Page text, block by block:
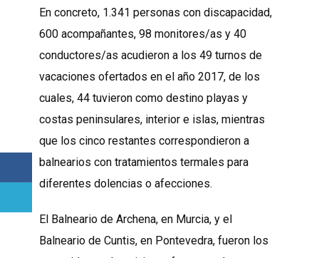
En concreto, 1.341 personas con discapacidad,
600 acompañantes, 98 monitores/as y 40
conductores/as acudieron a los 49 turnos de
vacaciones ofertados en el año 2017, de los
cuales, 44 tuvieron como destino playas y
costas peninsulares, interior e islas, mientras
que los cinco restantes correspondieron a
balnearios con tratamientos termales para
diferentes dolencias o afecciones.
El Balneario de Archena, en Murcia, y el
Balneario de Cuntis, en Pontevedra, fueron los